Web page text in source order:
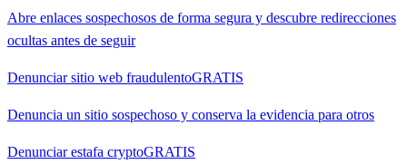
Abre enlaces sospechosos de forma segura y descubre redirecciones
ocultas antes de seguir
Denunciar sitio web fraudulentoGRATIS
Denuncia un sitio sospechoso y conserva la evidencia para otros
Denunciar estafa cryptoGRATIS